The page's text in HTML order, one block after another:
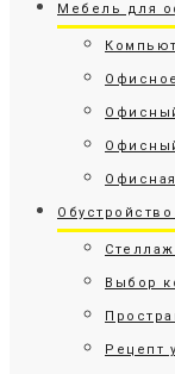
Мебель для
Выбор
Рецепт